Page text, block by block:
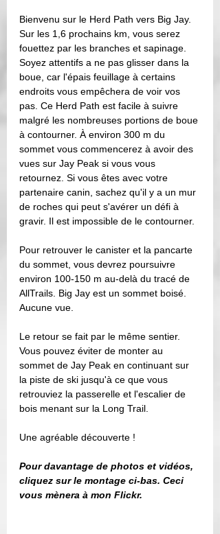
Bienvenu sur le Herd Path vers Big Jay.
Sur les 1,6 prochains km, vous serez
fouettez par les branches et sapinage.
Soyez attentifs a ne pas glisser dans la
boue, car l'épais feuillage à certains
endroits vous empêchera de voir vos
pas. Ce Herd Path est facile à suivre
malgré les nombreuses portions de boue
à contourner. À environ 300 m du
sommet vous commencerez à avoir des
vues sur Jay Peak si vous vous
retournez. Si vous êtes avec votre
partenaire canin, sachez qu'il y a un mur
de roches qui peut s'avérer un défi à
gravir. Il est impossible de le contourner.
Pour retrouver le canister et la pancarte
du sommet, vous devrez poursuivre
environ 100-150 m au-delà du tracé de
AllTrails. Big Jay est un sommet boisé.
Aucune vue.
Le retour se fait par le même sentier.
Vous pouvez éviter de monter au
sommet de Jay Peak en continuant sur
la piste de ski jusqu'à ce que vous
retrouviez la passerelle et l'escalier de
bois menant sur la Long Trail.
Une agréable découverte !
Pour davantage de photos et vidéos,
cliquez sur le montage ci-bas. Ceci
vous mènera à mon Flickr.